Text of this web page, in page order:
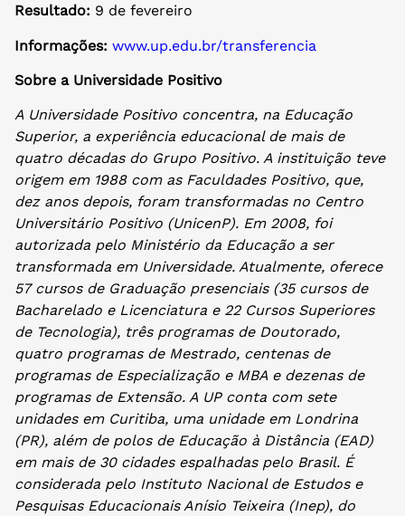
Resultado: 9 de fevereiro
Informações: www.up.edu.br/transferencia
Sobre a Universidade Positivo
A Universidade Positivo concentra, na Educação
Superior, a experiência educacional de mais de
quatro décadas do Grupo Positivo. A instituição teve
origem em 1988 com as Faculdades Positivo, que,
dez anos depois, foram transformadas no Centro
Universitário Positivo (UnicenP). Em 2008, foi
autorizada pelo Ministério da Educação a ser
transformada em Universidade. Atualmente, oferece
57 cursos de Graduação presenciais (35 cursos de
Bacharelado e Licenciatura e 22 Cursos Superiores
de Tecnologia), três programas de Doutorado,
quatro programas de Mestrado, centenas de
programas de Especialização e MBA e dezenas de
programas de Extensão. A UP conta com sete
unidades em Curitiba, uma unidade em Londrina
(PR), além de polos de Educação à Distância (EAD)
em mais de 30 cidades espalhadas pelo Brasil. É
considerada pelo Instituto Nacional de Estudos e
Pesquisas Educacionais Anísio Teixeira (Inep), do